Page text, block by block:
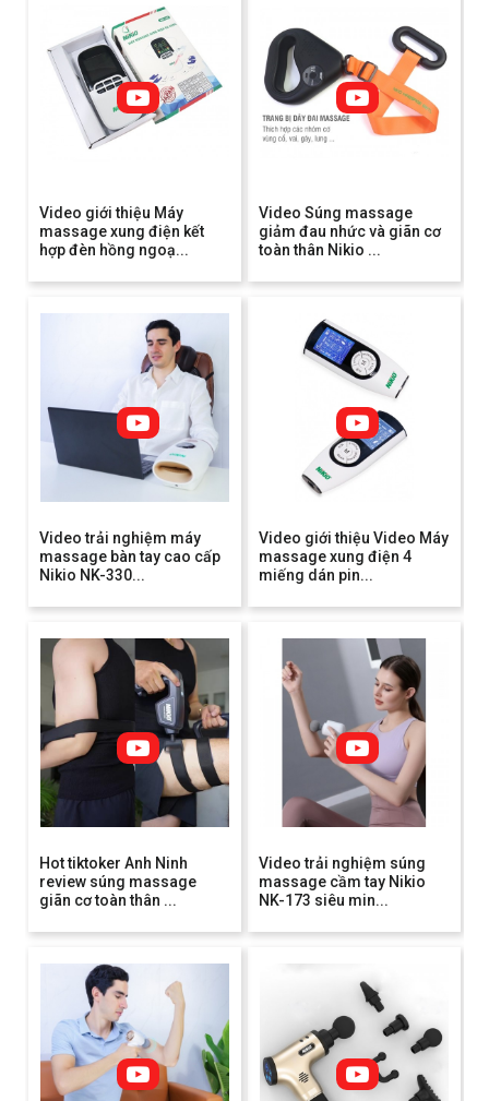
Video giới thiệu Máy
massage xung điện kết
hợp đèn hồng ngoạ...
Video Súng massage
giảm đau nhức và giãn cơ
toàn thân Nikio ...
Video trải nghiệm máy
massage bàn tay cao cấp
Nikio NK-330...
Video giới thiệu Video Máy
massage xung điện 4
miếng dán pin...
Hot tiktoker Anh Ninh
review súng massage
giãn cơ toàn thân ...
Video trải nghiệm súng
massage cầm tay Nikio
NK-173 siêu min...